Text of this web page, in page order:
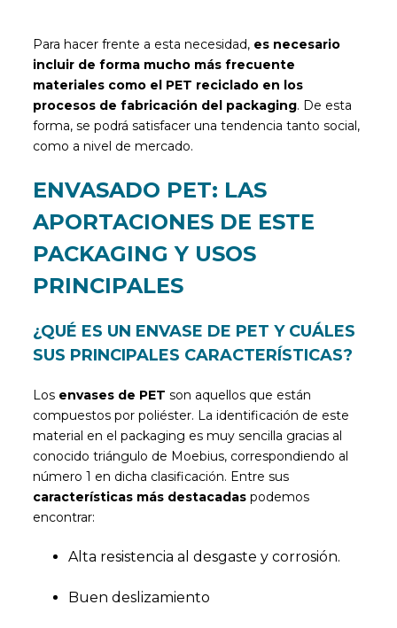
Para hacer frente a esta necesidad, es necesario
incluir de forma mucho más frecuente
materiales como el PET reciclado en los
procesos de fabricación del packaging. De esta
forma, se podrá satisfacer una tendencia tanto social,
como a nivel de mercado.
ENVASADO PET: LAS
APORTACIONES DE ESTE
PACKAGING Y USOS
PRINCIPALES
¿QUÉ ES UN ENVASE DE PET Y CUÁLES
SUS PRINCIPALES CARACTERÍSTICAS?
Los envases de PET son aquellos que están
compuestos por poliéster. La identificación de este
material en el packaging es muy sencilla gracias al
conocido triángulo de Moebius, correspondiendo al
número 1 en dicha clasificación. Entre sus
características más destacadas podemos
encontrar:
Alta resistencia al desgaste y corrosión.
Buen deslizamiento